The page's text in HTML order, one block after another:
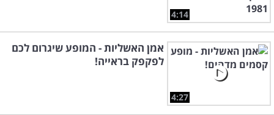
4:14
4:27
אמן האשליות - המופע שיגרום לכם
לפקפק בראייה!